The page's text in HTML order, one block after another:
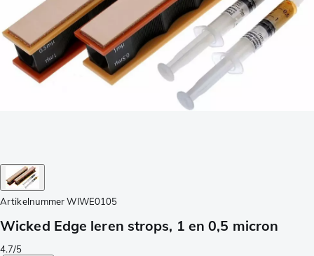
Artikelnummer WIWE0105
Wicked Edge leren strops, 1 en 0,5 micron
4.7/5